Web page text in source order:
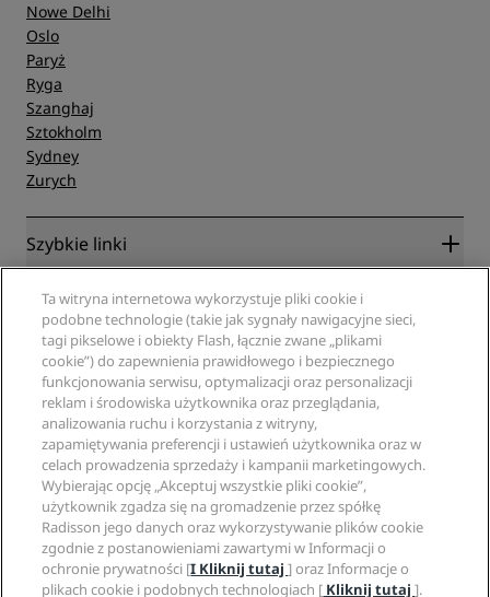
Nowe Delhi
Oslo
Paryż
Ryga
Szanghaj
Sztokholm
Sydney
Zurych
Szybkie linki
Radisson Rewards
Gwarancja najlepszej ceny online
Blog
Cele podróży
Nowe i zapowiadane hotele
Aplikacja Radisson Hotels
Hotele z certyfikatem Sports Approved
Hotele przyjazne dla rodzin
Zdrowie i bezpieczeństwo
Specjaliści ds. podróży
Partnerzy
Agencje turystyczne
Witryna korporacyjna
Radisson Hotel Group
Media
Kariery w RHG
Kariery w PPHE
Kariera EHL
The Club by RHG
Współpraca
Odpowiedzialny biznes
Zaopatrzenie
Informacje prawne
Centrum prywatności
Informacje prawne
Regulamin Radisson Rewards
Umowa dotycząca korzystania z witryny
Dostępność cyfrowa
Oświadczenie dotyczące współczesnego niewolnictwa
Pomoc
Ostrzeżenia dla klientów
Kontakt
Najczęściej zadawane pytania
Mapa witryny
Media społecznościowe
Marki Radisson Hotels
Ta witryna internetowa wykorzystuje pliki cookie i
podobne technologie (takie jak sygnały nawigacyjne sieci,
tagi pikselowe i obiekty Flash, łącznie zwane „plikami
cookie”) do zapewnienia prawidłowego i bezpiecznego
funkcjonowania serwisu, optymalizacji oraz personalizacji
reklam i środowiska użytkownika oraz przeglądania,
analizowania ruchu i korzystania z witryny,
zapamiętywania preferencji i ustawień użytkownika oraz w
celach prowadzenia sprzedaży i kampanii marketingowych.
Wybierając opcję „Akceptuj wszystkie pliki cookie”,
użytkownik zgadza się na gromadzenie przez spółkę
Radisson jego danych oraz wykorzystywanie plików cookie
zgodnie z postanowieniami zawartymi w Informacji o
ochronie prywatności [I Kliknij tutaj] oraz Informacje o
plikach cookie i podobnych technologiach [ Kliknij tutaj].